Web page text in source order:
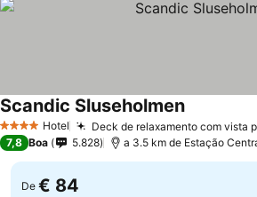
4 EstrelasHotel Deck de relaxamento com vista
Scandic Sluseholmen
7,8 Boa 5.828 a 3.5 km de Estação
De € 84